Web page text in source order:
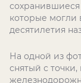
сохранившиеся
которые могли
десятилетия
На одной из
снятый с